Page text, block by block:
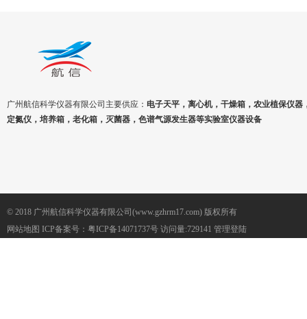
广州航信科学仪器有限公司主要供应： 电子天平，离心机，干燥箱，农业植保仪器
定氮仪，培养箱，老化箱，灭菌器，色谱气源发生器等实验室仪器设备
© 2018 广州航信科学仪器有限公司(www.gzhrm17.com) 版权所有
网站地图 ICP备案号： 粤ICP备14071737号 访问量:729141 管理登陆